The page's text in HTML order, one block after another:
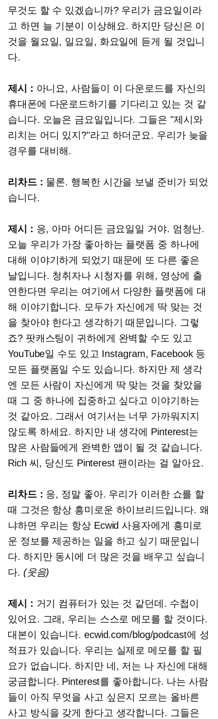
무것도 할 수 있겠습니까? 우리가 금요일이라
고 하면 늘 기분이 이상해요. 하지만 당신은 이
것을 월요일, 일요일, 화요일에 듣게 될 것입니
다.
제시 : 아니요, 사람들이 이 다운로드를 자신의
휴대폰에 다운로드하기를 기다리고 있는 것 같
습니다. 오늘은 금요일입니다. 그들은 "제시와
리치는 어디 있지?"라고 하더군요. 우리가 늦을
경우를 대비해.
리차드 : 물론. 행복한 시간을 보낼 준비가 되었
습니다.
제시 : 응, 아마 어디든 금요일일 거야. 엄청난.
오늘 우리가 가장 좋아하는 플랫폼 중 하나에
대해 이야기하게 되었기 때문에 또 다른 좋은
날입니다. 청취자나 시청자를 위해, 영상에 출
연한다면 우리는 여기에서 다양한 플랫폼에 대
해 이야기합니다. 모두가 자신에게 딱 맞는 것
을 찾아야 한다고 생각하기 때문입니다. 그렇
죠? 팟캐스팅이 귀하에게 완벽할 수도 있고
YouTube일 수도 있고 Instagram, Facebook 등
모든 플랫폼일 수도 있습니다. 하지만 제 생각
엔 모든 사람이 자신에게 딱 맞는 것을 찾았을
때 그 중 하나에 집중하고 싶다고 이야기하는
것 같아요. 그래서 여기서는 너무 가까워지지
않도록 하세요. 하지만 내 생각에 Pinterest는
많은 사람들에게 완벽한 앱이 될 것 같습니다.
Rich 씨, 당신도 Pinterest 팬이라는 걸 알아요.
리차드 : 응, 정말 좋아. 우리가 이러한 쇼를 할
때 그것은 항상 흥미로운 하이브리드입니다. 왜
냐하면 우리는 항상 Ecwid 사용자에게 흥미로
운 정보를 제공하는 일을 하고 싶기 때문입니
다. 하지만 동시에 더 많은 것을 배우고 싶습니
다. (웃음)
제시 : 거기 컴퓨터가 있는 것 같던데. 수첩이
있어요. 그래, 우리는 스스로 메모를 할 것이다.
대본이 있습니다. ecwid.com/blog/podcast에 성
적표가 있습니다. 우리는 실제로 메모를 할 필
요가 없습니다. 하지만 네, 저는 나 자신에 대해
궁금합니다. Pinterest를 좋아합니다. 나는 사람
들이 아직 무엇을 사고 싶은지 모르는 올바른
사고 방식을 갖게 한다고 생각합니다. 그들은